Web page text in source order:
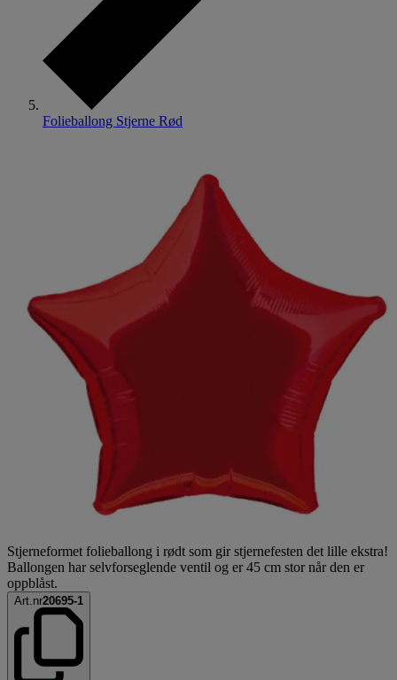
Folieballong Stjerne Rød
Stjerneformet folieballong i rødt som gir stjernefesten det lille ekstra!
Ballongen har selvforseglende ventil og er 45 cm stor når den er
oppblåst.
Art.nr20695-1